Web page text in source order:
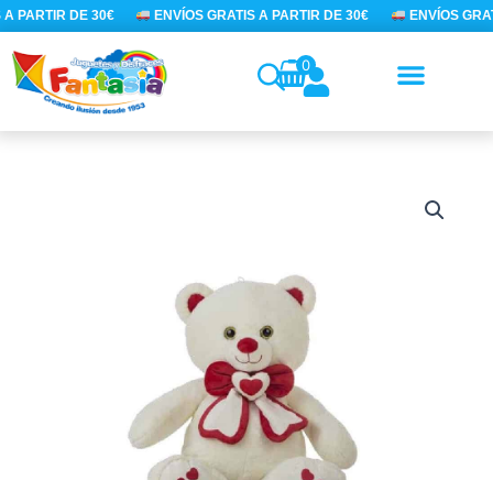
Ir
al
contenido
PARTIR DE 30€ ENVÍOS GRATIS A PARTIR DE 30€ ENVÍOS
0